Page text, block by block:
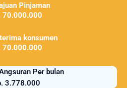
Pinjaman
70.000.000
konsumen
70.000.000
Per bulan
3.778.000